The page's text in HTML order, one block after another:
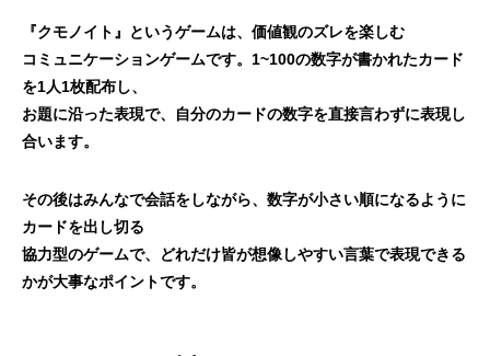
『クモノイト』というゲームは、価値観のズレを楽しむ
コミュニケーションゲームです。1~100の数字が書かれたカード
を1人1枚配布し、
お題に沿った表現で、自分のカードの数字を直接言わずに表現し
合います。
その後はみんなで会話をしながら、数字が小さい順になるように
カードを出し切る
協力型のゲームで、どれだけ皆が想像しやすい言葉で表現できる
かが大事なポイントです。